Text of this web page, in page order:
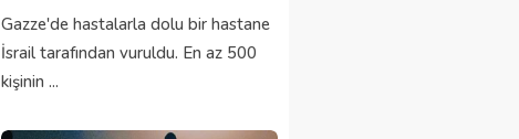
Gazze'de hastalarla dolu bir hastane
İsrail tarafından vuruldu. En az 500
kişinin ...